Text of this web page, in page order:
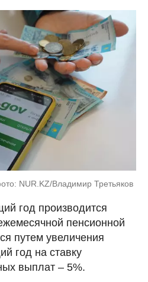
NUR.KZ/Владимир Третьяков
год производится
пенсионной
путем увеличения
год на ставку
выплат – 5%.